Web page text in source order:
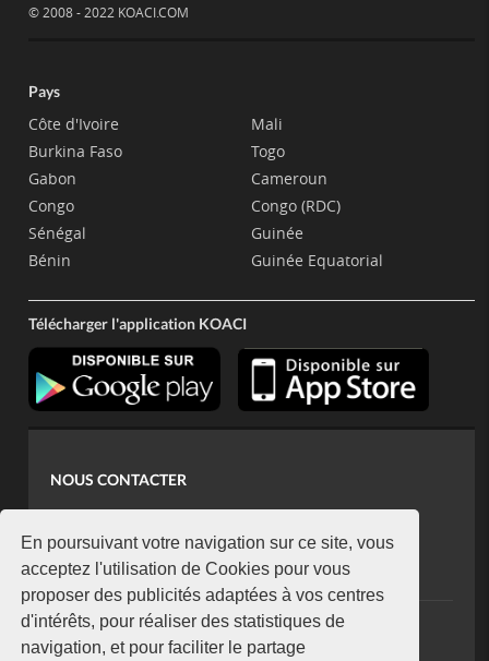
En poursuivant votre navigation sur ce site, vous
acceptez l'utilisation de Cookies pour vous
proposer des publicités adaptées à vos centres
d'intérêts, pour réaliser des statistiques de
navigation, et pour faciliter le partage
© 2008 - 2022 KOACI.COM
Pays
Côte d'Ivoire
Burkina Faso
Gabon
Congo
Sénégal
Bénin
Mali
Togo
Cameroun
Congo (RDC)
Guinée
Guinée Equatorial
Télécharger l'application KOACI
NOUS CONTACTER
koaci@yahoo.fr
+225 07 08 85 52 93
NEWSLETTER